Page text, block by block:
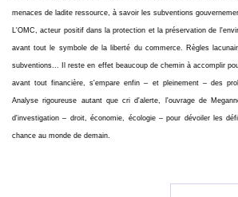
menaces de ladite ressource, à savoir les subventions
L'OMC, acteur positif dans la protection et la préservation de
avant tout le symbole de la liberté du commerce. Règles
subventions... Il reste en effet beaucoup de chemin à accomplir
avant tout financière, s'empare enfin – et pleinement – des
Analyse rigoureuse autant que cri d'alerte, l'ouvrage de
d'investigation – droit, économie, écologie – pour dévoiler les
chance au monde de demain.